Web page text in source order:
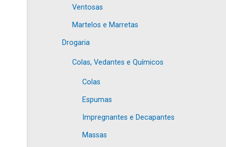
Ventosas
Martelos e Marretas
Drogaria
Colas, Vedantes e Químicos
Colas
Espumas
Impregnantes e Decapantes
Massas